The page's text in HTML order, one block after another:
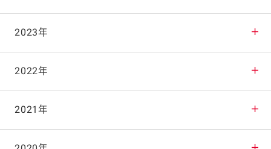
2025年11月
2025年10月
2025年9月
2024年12月
2024年11月
2024年10月
2023年
2023年12月
2023年11月
2022年
2022年12月
2021年